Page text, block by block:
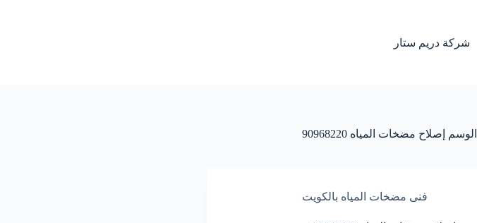
شركة دريم ستار
الوسم إصلاح مضخات المياه 90968220
فنى مضخات المياه بالكويت